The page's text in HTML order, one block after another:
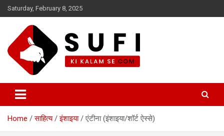
Skip
to
Saturday, February 8, 2025
सूफी की कलम से
Home साहित्य इंशाइया एंटीना (इंशाइया/शॉर्ट ऐस्से)